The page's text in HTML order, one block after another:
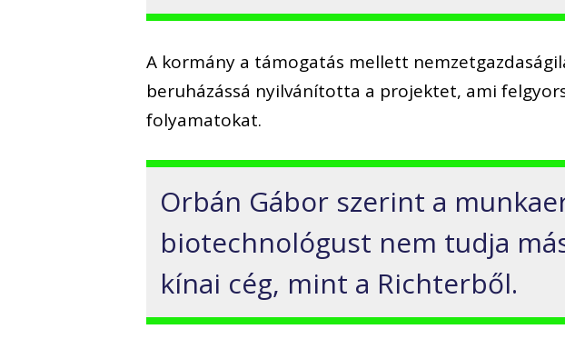
A kormány a támogatás mellett
beruházássá nyilvánította a projektet, ami
folyamatokat.
Orbán Gábor szerint a
biotechnológust nem tudja
kínai cég, mint a Richterből.